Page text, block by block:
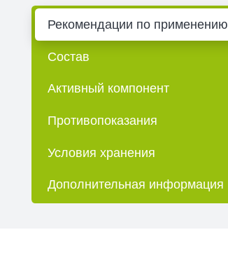
Рекомендации по применению
Состав
Активный компонент
Противопоказания
Условия хранения
Дополнительная информация